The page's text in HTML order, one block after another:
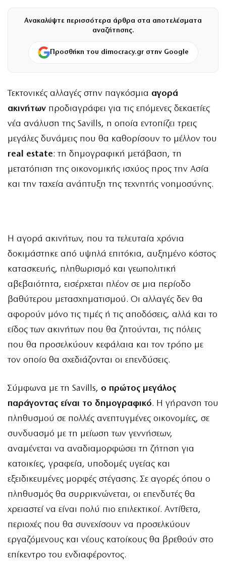
Ανακαλύψτε περισσότερα άρθρα στα αποτελέσματα
αναζήτησης.
Προσθήκη του dimocracy.gr στην Google
Τεκτονικές αλλαγές στην παγκόσμια αγορά
ακινήτων προδιαγράφει για τις επόμενες δεκαετίες
νέα ανάλυση της Savills, η οποία εντοπίζει τρεις
μεγάλες δυνάμεις που θα καθορίσουν το μέλλον του
real estate: τη δημογραφική μετάβαση, τη
μετατόπιση της οικονομικής ισχύος προς την Ασία
και την ταχεία ανάπτυξη της τεχνητής νοημοσύνης.
Η αγορά ακινήτων, που τα τελευταία χρόνια
δοκιμάστηκε από υψηλά επιτόκια, αυξημένο κόστος
κατασκευής, πληθωρισμό και γεωπολιτική
αβεβαιότητα, εισέρχεται πλέον σε μια περίοδο
βαθύτερου μετασχηματισμού. Οι αλλαγές δεν θα
αφορούν μόνο τις τιμές ή τις αποδόσεις, αλλά και το
είδος των ακινήτων που θα ζητούνται, τις πόλεις
που θα προσελκύουν κεφάλαια και τον τρόπο με
τον οποίο θα σχεδιάζονται οι επενδύσεις.
Σύμφωνα με τη Savills, ο πρώτος μεγάλος
παράγοντας είναι το δημογραφικό. Η γήρανση του
πληθυσμού σε πολλές ανεπτυγμένες οικονομίες, σε
συνδυασμό με τη μείωση των γεννήσεων,
αναμένεται να αναδιαμορφώσει τη ζήτηση για
κατοικίες, γραφεία, υποδομές υγείας και
εξειδικευμένες μορφές στέγασης. Σε αγορές όπου ο
πληθυσμός θα συρρικνώνεται, οι επενδυτές θα
χρειαστεί να είναι πολύ πιο επιλεκτικοί. Αντίθετα,
περιοχές που θα συνεχίσουν να προσελκύουν
εργαζόμενους και νέους κατοίκους θα βρεθούν στο
επίκεντρο του ενδιαφέροντος.